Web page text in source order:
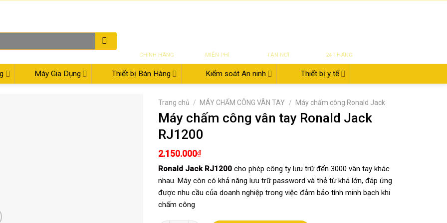
CHÍNH HÃNG
MIỄN PHÍ
TẬN NƠI
24 THÁNG
Máy Gia Dụng Thiết bị Bán Hàng Kiểm soát An ninh Thiết bị y tế
Trang chủ / MÁY CHẤM CÔNG VÂN TAY / Máy chấm công Ronald Jack
Máy chấm công vân tay Ronald Jack
RJ1200
2.150.000₫
Ronald Jack RJ1200 cho phép công ty lưu trữ đến 3000 vân tay khác
nhau. Máy còn có khả năng lưu trữ password và thẻ từ khá lớn, đáp ứng
được nhu cầu của doanh nghiệp trong việc đảm bảo tính minh bạch khi
chấm công